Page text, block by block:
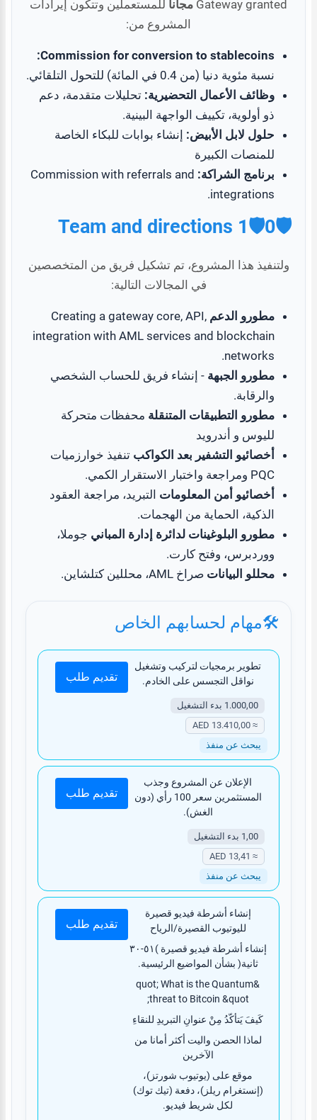
Gateway granted مجانا للمستعملين وتتكون إيرادات
المشروع من:
Commission for conversion to stablecoins:
نسبة مئوية دنيا (من 0.4 في المائة) للتحول التلقائي.
وظائف الأعمال التحضيرية: تحليلات متقدمة، دعم
ذو أولوية، تكييف الواجهة البينية.
حلول لابل الأبيض: إنشاء بوابات للبكاء الخاصة
للمنصات الكبيرة
برنامج الشراكة: Commission with referrals and
integrations.
🛡0🛡1 Team and directions
ولتنفيذ هذا المشروع، تم تشكيل فريق من المتخصصين
في المجالات التالية:
مطورو الدعم Creating a gateway core, API,
integration with AML services and blockchain
networks.
مطورو الجبهة - إنشاء فريق للحساب الشخصي
والرقابة.
مطورو التطبيقات المتنقلة محفظات متحركة
لليوس و أندرويد
أخصائيو التشفير بعد الكواكب تنفيذ خوارزميات
PQC ومراجعة واختبار الاستقرار الكمي.
أخصائيو أمن المعلومات التبريد، مراجعة العقود
الذكية، الحماية من الهجمات.
مطورو البلوغينات لدائرة إدارة المباني جوملا،
ووردبرس، وفتح كارت.
محللو البيانات صراخ AML، محللين كتلشاين.
مهام لحسابهم الخاص
تطوير برمجيات لتركيب وتشغيل
نواقل التجسس على الخادم.
1.000,00 بدء التشغيل
≈ 13.410,00 AED
يبحث عن منفذ
تقديم طلب
الإعلان عن المشروع وجذب
المستثمرين سعر 100 رأي (دون
الغش).
1,00 بدء التشغيل
≈ 13,41 AED
يبحث عن منفذ
تقديم طلب
إنشاء أشرطة فيديو قصيرة
لليوتيوب القصيرة/الرياح
إنشاء أشرطة فيديو قصيرة )٥١-٣٠
ثانية( بشأن المواضيع الرئيسية.
&quot; What is the Quantum
threat to Bitcoin &quot;
كَيفَ يَتأكّدُ مِنْ عنوانِ التبريدِ للنقاءِ
لماذا الحصن واليت أكثر أمانا من
الآخرين
موقع على (يوتيوب شورتز)،
(إنستغرام ريلز)، دفعة (تيك توك)
لكل شريط فيديو.
تقديم طلب